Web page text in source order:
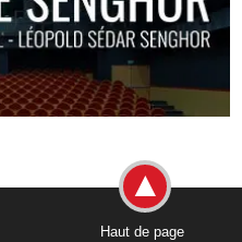
Haut de page